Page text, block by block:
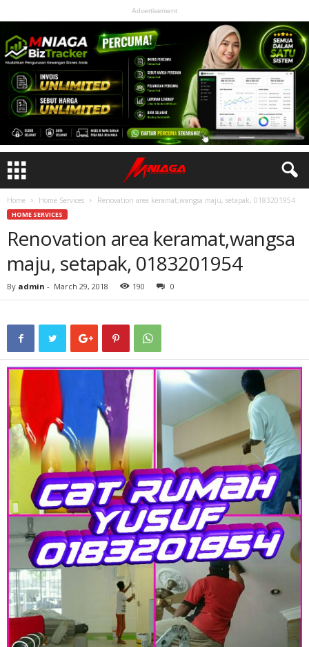
Advertisement
Home Home Services Renovation area keramat,wangsa maju, setapak, 0183201954
HOME SERVICES
Renovation area keramat,wangsa
maju, setapak, 0183201954
By admin - March 29, 2018 190 0